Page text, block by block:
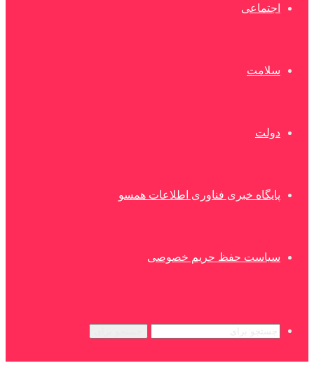
اجتماعی
سلامت
دولت
پایگاه خبری فناوری اطلاعات همسو
سیاست حفظ حریم خصوصی